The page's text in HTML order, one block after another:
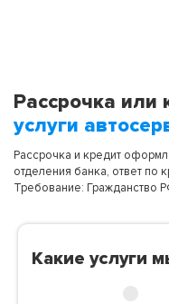
Рассрочка или
услуги
Рассрочка и кредит
отделения банка, ответ по
Требование: Гражданство
Какие услуги